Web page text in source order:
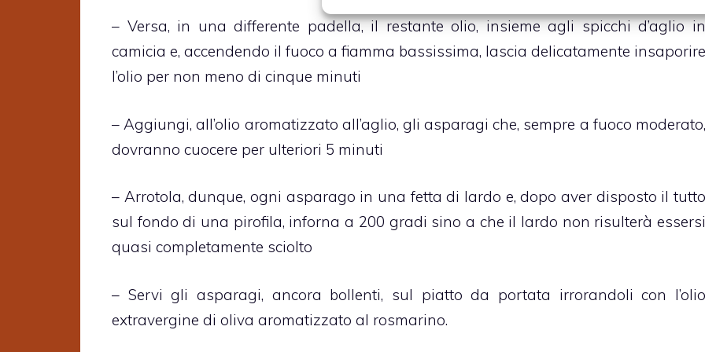
– Versa, in una differente padella, il restante olio, insieme agli spicchi d’aglio in
camicia e, accendendo il fuoco a fiamma bassissima, lascia delicatamente insaporire
l’olio per non meno di cinque minuti
– Aggiungi, all’olio aromatizzato all’aglio, gli asparagi che, sempre a fuoco moderato,
dovranno cuocere per ulteriori 5 minuti
– Arrotola, dunque, ogni asparago in una fetta di lardo e, dopo aver disposto il tutto
sul fondo di una pirofila, inforna a 200 gradi sino a che il lardo non risulterà essersi
quasi completamente sciolto
– Servi gli asparagi, ancora bollenti, sul piatto da portata irrorandoli con l’olio
extravergine di oliva aromatizzato al rosmarino.